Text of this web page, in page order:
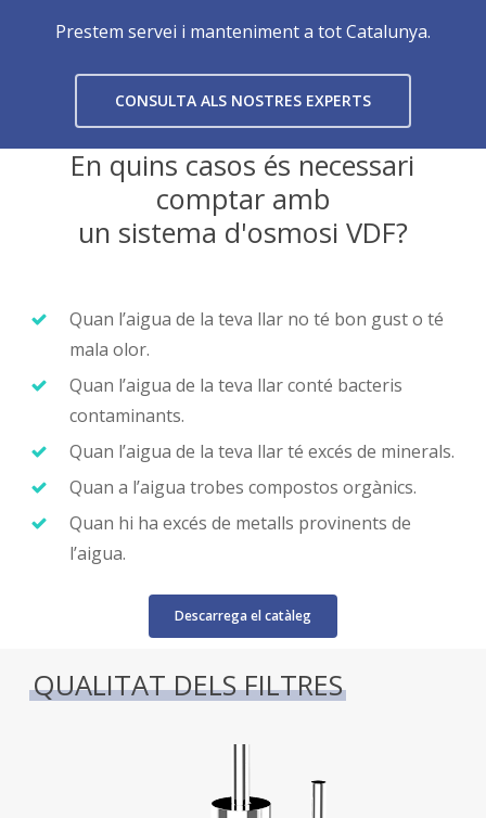
Prestem servei i manteniment a tot Catalunya.
CONSULTA ALS NOSTRES EXPERTS
En quins casos és necessari
comptar amb
un sistema d'osmosi VDF?
Quan l’aigua de la teva llar no té bon gust o té
mala olor.
Quan l’aigua de la teva llar conté bacteris
contaminants.
Quan l’aigua de la teva llar té excés de minerals.
Quan a l’aigua trobes compostos orgànics.
Quan hi ha excés de metalls provinents de
l’aigua.
Descarrega el catàleg
QUALITAT DELS FILTRES